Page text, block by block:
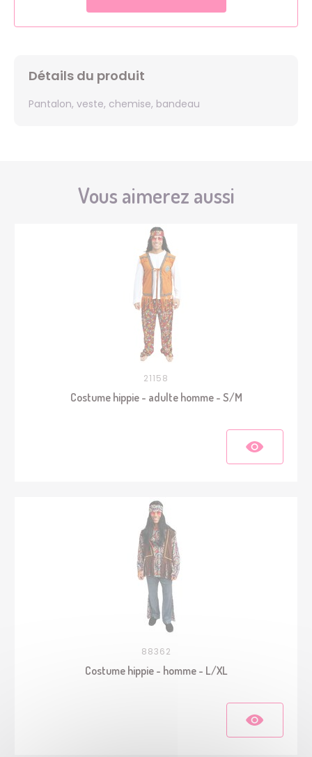
Détails du produit
Pantalon, veste, chemise, bandeau
Vous aimerez aussi
21158
Costume hippie - adulte homme - S/M
88362
Costume hippie - homme - L/XL